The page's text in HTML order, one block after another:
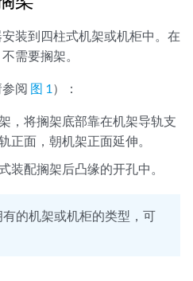
装到四柱式机架或机柜中。在
需要搁架。
阅 图 1 ）：
，将搁架底部靠在机架导轨支
正面，朝机架正面延伸。
装配搁架后凸缘的开孔中。
的机架或机柜的类型，可